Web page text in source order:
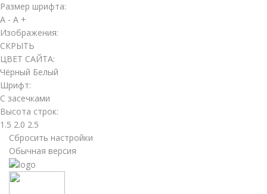
Размер шрифта:
A - A +
Изображения:
СКРЫТЬ
ЦВЕТ САЙТА:
Чёрный Белый
Шрифт:
С засечками
Высота строк:
1.5 2.0 2.5
Сбросить настройки
Обычная версия